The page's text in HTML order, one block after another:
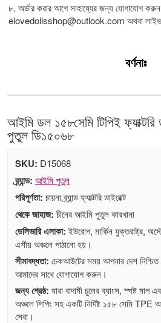
৮. অর্ডার করার আগে সাহায্যের জন্য যোগাযোগ করুন
elovedollsshop@outlook.com অথবা
বর্ণনাঃ
আইমি ডল ১৫৮সেমি টিপিই ফ্যাক্টরি
পুতুল ডি১৫০৬৮
SKU: D15068
ব্র্যান্ড: আইমি পুতুল
পরিপূর্ণতা: চায়না ব্র্যান্ড ফ্যাক্টরি ডাইরেক্ট
থেকে জাহাজ: চীনের আইমি পুতুল কারখানা
ডেলিভারি এলাকা: ইউরোপ, মার্কিন যুক্তরাষ্ট্র,
এশীয় অঞ্চলে পাঠানো হয়।
সীমাবদ্ধতা: চেকআউটের সময় আপনার দেশ
আমাদের সাথে যোগাযোগ করুন।
জন্য শ্রেষ্ঠ: যারা বাদামী চুলের ব্যাংস, স্পষ্ট মাপ
অঞ্চলে শিপিং সহ একটি নির্দিষ্ট ১৫৮ সেমি
সেরা।